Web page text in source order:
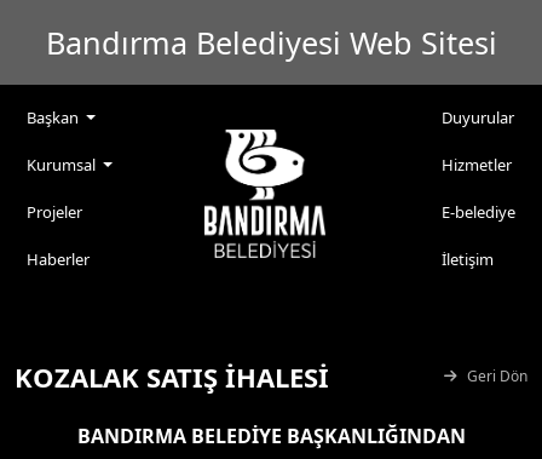
Bandırma Belediyesi Web Sitesi
Başkan
Kurumsal
Projeler
Haberler
Duyurular
Hizmetler
E-belediye
İletişim
KOZALAK SATIŞ İHALESİ Geri Dön
BANDIRMA BELEDİYE BAŞKANLIĞINDAN